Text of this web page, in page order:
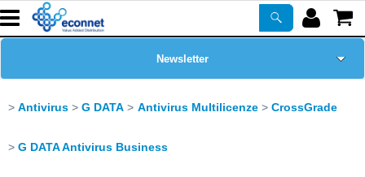
Chi siamo
Newsletter
Antivirus G DATA Antivirus Multilicenze CrossGrade
G DATA Antivirus Business